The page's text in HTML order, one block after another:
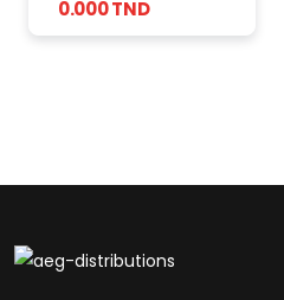
Audio
0.000 TND